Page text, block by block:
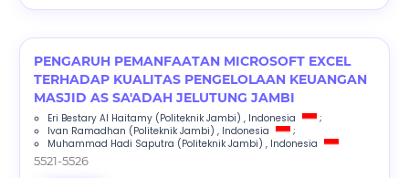
PENGARUH PEMANFAATAN MICROSOFT EXCEL
TERHADAP KUALITAS PENGELOLAAN KEUANGAN
MASJID AS SA'ADAH JELUTUNG JAMBI
Eri Bestary Al Haitamy (Politeknik Jambi) , Indonesia
;
Ivan Ramadhan (Politeknik Jambi) , Indonesia
;
Muhammad Hadi Saputra (Politeknik Jambi) , Indonesia
5521-5526